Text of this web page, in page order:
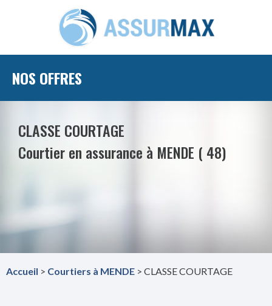
NOS OFFRES
CLASSE COURTAGE
Courtier en assurance à MENDE ( 48)
Accueil > Courtiers à MENDE > CLASSE COURTAGE